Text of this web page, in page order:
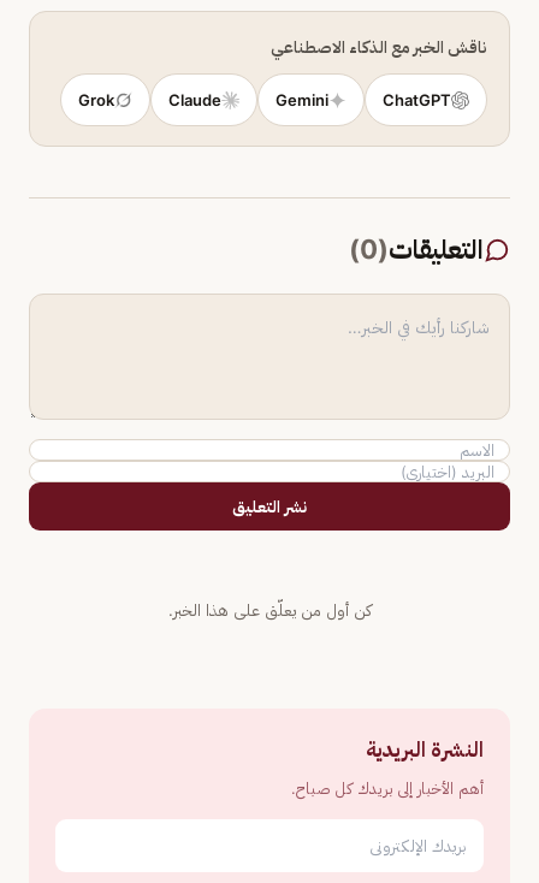
ناقش الخبر مع الذكاء الاصطناعي
ChatGPT
Gemini
Claude
Grok
التعليقات(
0
)
نشر التعليق
كن أول من يعلّق على هذا الخبر.
النشرة البريدية
أهم الأخبار إلى بريدك كل صباح.